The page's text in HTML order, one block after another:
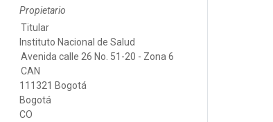
Propietario
Titular
Instituto Nacional de Salud
Avenida calle 26 No. 51-20 - Zona 6
CAN
111321 Bogotá
Bogotá
CO